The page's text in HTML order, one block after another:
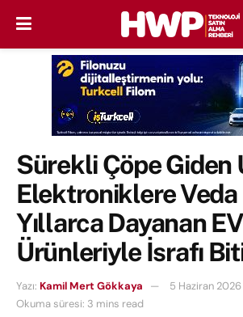
Sürekli Çöpe Giden
Elektroniklere Veda
Yıllarca Dayanan
Ürünleriyle İsrafı
Yazı: Kamil Mert Gökkaya
5 Haziran 2026
Okuma süresi: 3 mins read